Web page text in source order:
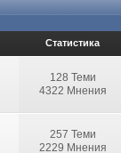
Статистика
128 Теми
4322 Мнения
257 Теми
2229 Мнения